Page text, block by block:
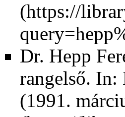
Dr. Hepp
rangelső. In:
(1991.